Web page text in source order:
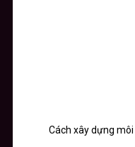
Cách xây dựng